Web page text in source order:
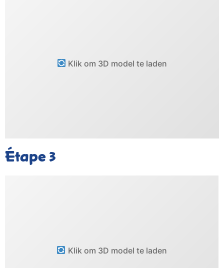
Klik om 3D model te laden
Étape3
Klik om 3D model te laden